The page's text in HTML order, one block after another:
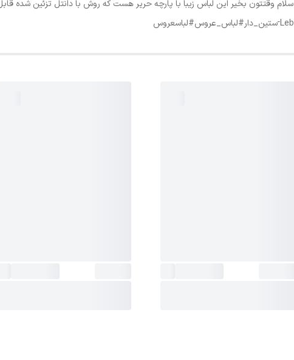
لباس عروس حریر سه کلوش با دانتل پرکار کد ۳۶۲ سلام وقتتون بخیر این لباس زیبا با پارچه حریر هست که روش با